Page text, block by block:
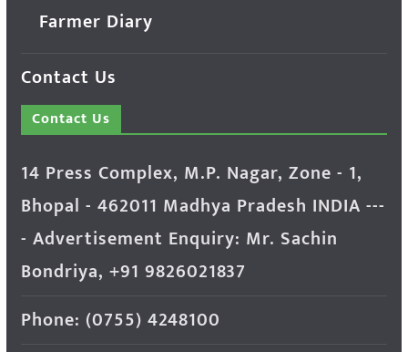
Farmer Diary
Contact Us
Contact Us
14 Press Complex, M.P. Nagar, Zone - 1,
Bhopal - 462011 Madhya Pradesh INDIA ---
- Advertisement Enquiry: Mr. Sachin
Bondriya, +91 9826021837
Phone: (0755) 4248100